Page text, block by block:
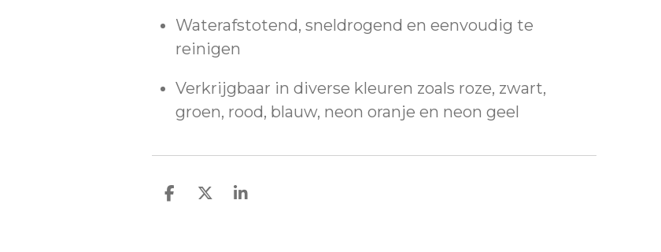
Waterafstotend, sneldrogend en eenvoudig te
reinigen
Verkrijgbaar in diverse kleuren zoals roze, zwart,
groen, rood, blauw, neon oranje en neon geel
D
D
S